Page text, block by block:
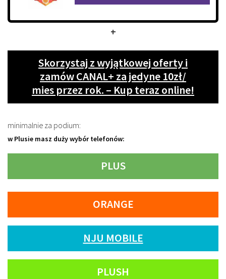
+
Skorzystaj z wyjątkowej oferty i
zamów CANAL+ za jedyne 10zł/
mies przez rok. – Kup teraz online!
minimalnie za podium:
w Plusie masz duży wybór telefonów:
PLUS
ORANGE
NJU MOBILE
PLUSH